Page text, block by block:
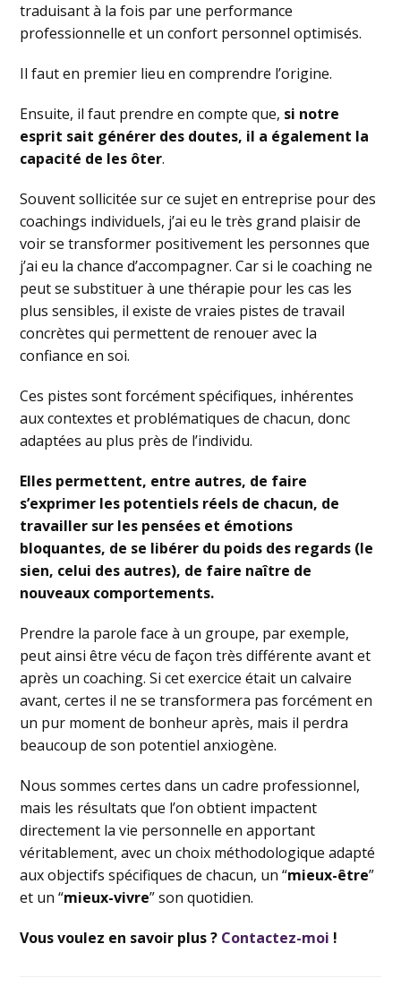
traduisant à la fois par une performance
professionnelle et un confort personnel optimisés.
Il faut en premier lieu en comprendre l’origine.
Ensuite, il faut prendre en compte que, si notre
esprit sait générer des doutes, il a également la
capacité de les ôter.
Souvent sollicitée sur ce sujet en entreprise pour des
coachings individuels, j’ai eu le très grand plaisir de
voir se transformer positivement les personnes que
j’ai eu la chance d’accompagner. Car si le coaching ne
peut se substituer à une thérapie pour les cas les
plus sensibles, il existe de vraies pistes de travail
concrètes qui permettent de renouer avec la
confiance en soi.
Ces pistes sont forcément spécifiques, inhérentes
aux contextes et problématiques de chacun, donc
adaptées au plus près de l’individu.
Elles permettent, entre autres, de faire
s’exprimer les potentiels réels de chacun, de
travailler sur les pensées et émotions
bloquantes, de se libérer du poids des regards (le
sien, celui des autres), de faire naître de
nouveaux comportements.
Prendre la parole face à un groupe, par exemple,
peut ainsi être vécu de façon très différente avant et
après un coaching. Si cet exercice était un calvaire
avant, certes il ne se transformera pas forcément en
un pur moment de bonheur après, mais il perdra
beaucoup de son potentiel anxiogène.
Nous sommes certes dans un cadre professionnel,
mais les résultats que l’on obtient impactent
directement la vie personnelle en apportant
véritablement, avec un choix méthodologique adapté
aux objectifs spécifiques de chacun, un “mieux-être”
et un “mieux-vivre” son quotidien.
Vous voulez en savoir plus ? Contactez-moi !